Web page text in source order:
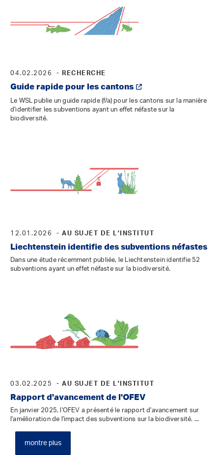
04.02.2026 - RECHERCHE
Guide rapide pour les cantons
Le WSL publie un guide rapide (f/a) pour les cantons sur la manière
d'identifier les subventions ayant un effet néfaste sur la
biodiversité.
12.01.2026 - AU SUJET DE L'INSTITUT
Liechtenstein identifie des subventions néfastes
Dans une étude récemment publiée, le Liechtenstein identifie 52
subventions ayant un effet néfaste sur la biodiversité.
03.02.2025 - AU SUJET DE L'INSTITUT
Rapport d'avancement de l'OFEV
En janvier 2025, l'OFEV a présenté le rapport d'avancement sur
l'amélioration de l'impact des subventions sur la biodiversité. ...
montre plus